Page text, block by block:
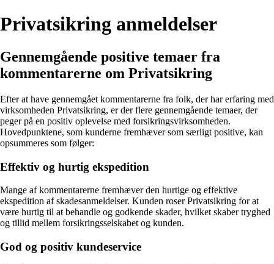
Privatsikring anmeldelser
Gennemgående positive temaer fra
kommentarerne om Privatsikring
Efter at have gennemgået kommentarerne fra folk, der har erfaring med
virksomheden Privatsikring, er der flere gennemgående temaer, der
peger på en positiv oplevelse med forsikringsvirksomheden.
Hovedpunktene, som kunderne fremhæver som særligt positive, kan
opsummeres som følger:
Effektiv og hurtig ekspedition
Mange af kommentarerne fremhæver den hurtige og effektive
ekspedition af skadesanmeldelser. Kunden roser Privatsikring for at
være hurtig til at behandle og godkende skader, hvilket skaber tryghed
og tillid mellem forsikringsselskabet og kunden.
God og positiv kundeservice